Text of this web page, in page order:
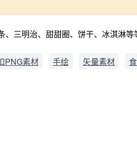
三明治、甜甜圈、饼干、冰淇淋
PNG素材 手绘 矢量素材